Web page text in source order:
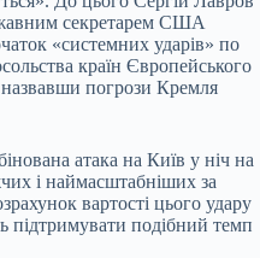
секретарем США
«системних ударів» по
країн Європейського
назвавши погрози Кремля
атака на Київ у ніч на
і наймасштабніших за
вартості цього удару
підтримувати подібний темп